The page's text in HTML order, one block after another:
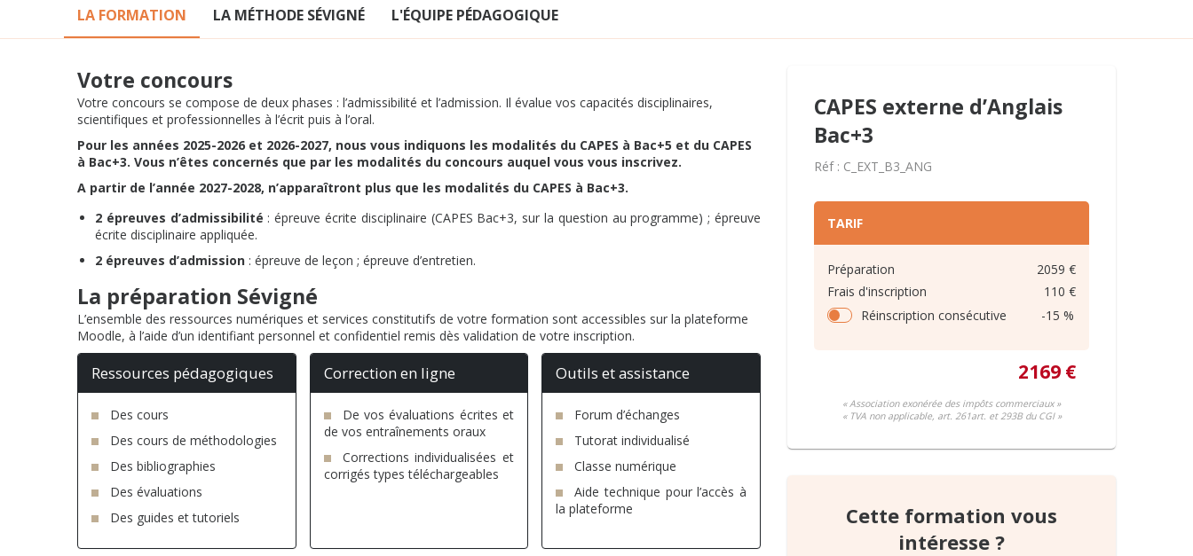
LA FORMATION LA MÉTHODE SÉVIGNÉ L'ÉQUIPE PÉDAGOGIQUE
Votre concours
Votre concours se compose de deux phases : l’admissibilité et l’admission. Il évalue vos capacités disciplinaires,
scientifiques et professionnelles à l’écrit puis à l’oral.
Pour les années 2025-2026 et 2026-2027, nous vous indiquons les modalités du CAPES à Bac+5 et du CAPES
à Bac+3. Vous n’êtes concernés que par les modalités du concours auquel vous vous inscrivez.
A partir de l’année 2027-2028, n’apparaîtront plus que les modalités du CAPES à Bac+3.
2 épreuves d’admissibilité : épreuve écrite disciplinaire (CAPES Bac+3, sur la question au programme) ; épreuve
écrite disciplinaire appliquée.
2 épreuves d’admission : épreuve de leçon ; épreuve d’entretien.
La préparation Sévigné
L’ensemble des ressources numériques et services constitutifs de votre formation sont accessibles sur la plateforme
Moodle, à l’aide d’un identifiant personnel et confidentiel remis dès validation de votre inscription.
Ressources pédagogiques
Des cours
Des cours de méthodologies
Des bibliographies
Des évaluations
Des guides et tutoriels
Correction en ligne
De vos évaluations écrites et
de vos entraînements oraux
Corrections individualisées et
corrigés types téléchargeables
Outils et assistance
Forum d’échanges
Tutorat individualisé
Classe numérique
Aide technique pour l’accès à
la plateforme
CAPES externe d’Anglais
Bac+3
Réf : C_EXT_B3_ANG
TARIF
Préparation
2059 €
Frais d'inscription
110 €
Réinscription consécutive
-15 %
2169 €
« Association exonérée des impôts commerciaux »
« TVA non applicable, art. 261art. et 293B du CGI »
Cette formation vous
intéresse ?